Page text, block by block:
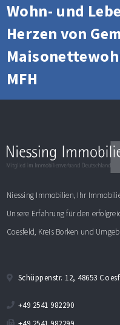
Wohn- und
Herzen von
MFH
Niessing Immobilien, Ihr
Unsere Erfahrung für den
Coesfeld, Kreis Borken und
Schüppenstr. 12, 48653
+49 2541 982290